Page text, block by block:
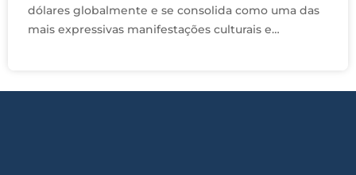
dólares globalmente e se consolida como uma das
mais expressivas manifestações culturais e